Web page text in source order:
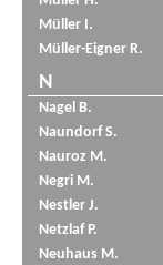
Müller I.
Müller-Eigner R.
N
Nagel B.
Naundorf S.
Nauroz M.
Negri M.
Nestler J.
Netzlaf P.
Neuhaus M.